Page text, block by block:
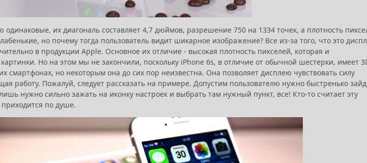
их диагональ составляет 4,7 дюймов, разрешение 750 на 1334 точек, а плотность
но почему тогда пользователь видит шикарное изображение? Все из-за того, что это
в продукции Apple. Основное их отличие - высокая плотность пикселей, которая и
Но на этом мы не закончили, поскольку iPhone 6s, в отличие от обычной шестерки, имеет
смартфонах, но некоторым она до сих пор неизвестна. Она позволяет дисплею чувствовать силу
работу. Пожалуй, следует рассказать на примере. Допустим пользователю нужно быстренько
нужно сильно зажать на иконку настроек и выбрать там нужный пункт, все! Кто-то считает эту
по душе.